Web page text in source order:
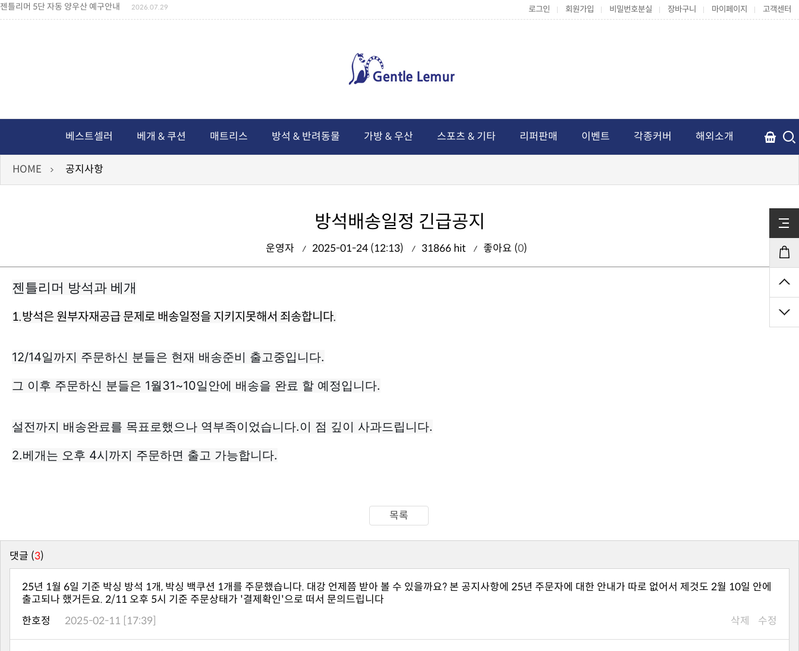
젠틀리머 5단 자동 양우산 예구안내 2026.07.29
젠틀리머 메모리제품 가격인상 안내 2026.07.27
독서쿠션 2차 예구안내 2026.08.04
로그인 회원가입 비밀번호분실 장바구니 마이페이지 고객센터
베스트셀러 베개 & 쿠션 매트리스 방석 & 반려동물 가방 & 우산 스포츠 & 기타 리퍼판매 이벤트 각종커버 해외소개
HOME 공지사항
방석배송일정 긴급공지
운영자 2025-01-24 (12:13) 31866 hit 좋아요 (0)
젠틀리머 방석과 베개
1.방석은 원부자재공급 문제로 배송일정을 지키지못해서 죄송합니다.
12/14일까지 주문하신 분들은 현재 배송준비 출고중입니다.
그 이후 주문하신 분들은 1월31~10일안에 배송을 완료 할 예정입니다.
설전까지 배송완료를 목표로했으나 역부족이었습니다.이 점 깊이 사과드립니다.
2.베개는 오후 4시까지 주문하면 출고 가능합니다.
목록
댓글 (3)
출고되나 했거든요. 2/11 오후 5시 기준 주문상태가 '결제확인'으로 떠서 문의드립니다
한호정
2025-02-11 [17:39] 삭제 수정